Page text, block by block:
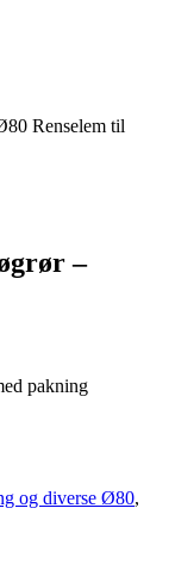
Renselem til
–
pakning
og diverse Ø80,